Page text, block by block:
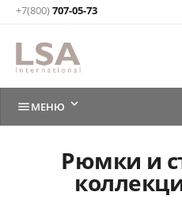
+7(800)707-05-73
МЕНЮ 
Рюмки и